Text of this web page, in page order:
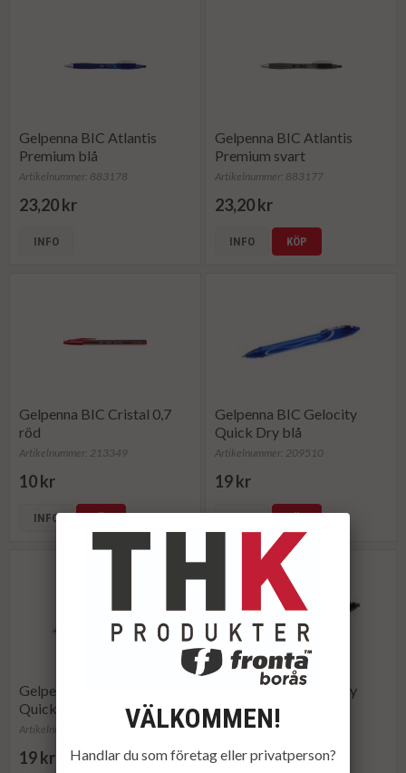
Gelpenna BIC Atlantis
Premium blå
Artikelnummer: 883178
23,20 kr
INFO
Gelpenna BIC Atlantis
Premium svart
Artikelnummer: 883177
23,20 kr
INFO KÖP
Gelpenna BIC Cristal 0,7
röd
Artikelnummer: 213349
10 kr
INFO
Gelpenna BIC Gelocity
Quick Dry blå
Artikelnummer: 209510
19 kr
Gelpenna BIC Gelocity
Quick Dry röd
Artikelnummer: 209511
19 kr
Gelpenna BIC Gelocity
Quick Dry svart
Artikelnummer: 209509
19 kr
VÄLKOMMEN!
Handlar du som företag eller privatperson?